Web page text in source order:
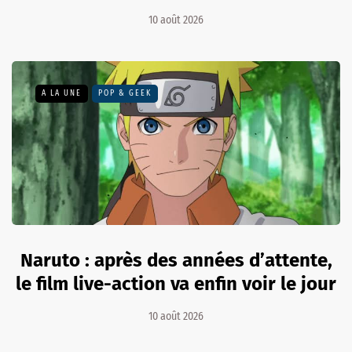
10 août 2026
A LA UNE POP & GEEK
Naruto : après des années d’attente,
le film live-action va enfin voir le jour
10 août 2026